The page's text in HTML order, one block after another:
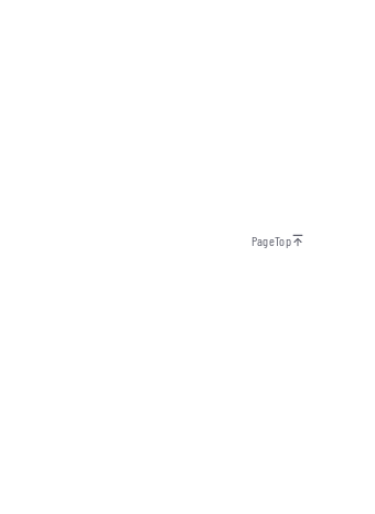
PageTop